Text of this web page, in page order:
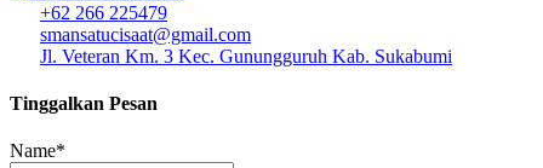
+62 266 225479
smansatucisaat@gmail.com
Jl. Veteran Km. 3 Kec. Gunungguruh Kab. Sukabumi
Tinggalkan Pesan
Name*